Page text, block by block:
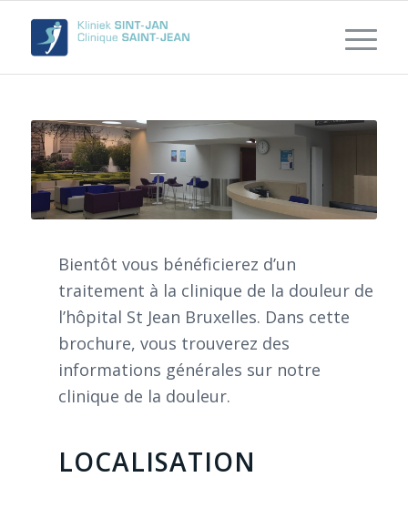
Bientôt vous bénéficierez d’un
traitement à la clinique de la douleur de
l’hôpital St Jean Bruxelles. Dans cette
brochure, vous trouverez des
informations générales sur notre
clinique de la douleur.
LOCALISATION